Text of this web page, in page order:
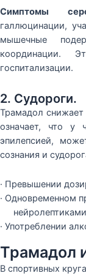
Симптомы
галлюцинации,
мышечные
координации.
госпитализации.
2. Судороги.
Трамадол снижает
означает, что у
эпилепсией,
сознания и
· Превышении
· Одновременном
· Употреблении
Трамадол
В спортивных